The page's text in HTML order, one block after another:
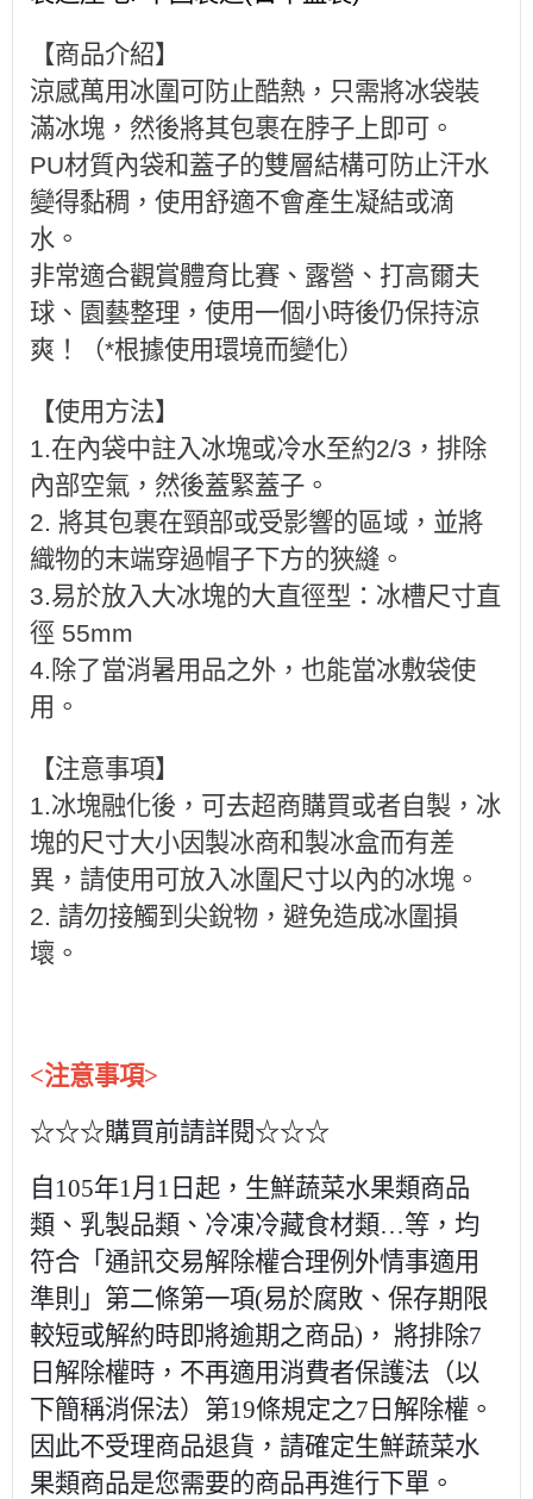
【商品介紹】
涼感萬用冰圍可防止酷熱，只需將冰袋裝
滿冰塊，然後將其包裹在脖子上即可。
PU材質內袋和蓋子的雙層結構可防止汗水
變得黏稠，使用舒適不會產生凝結或滴
水。
非常適合觀賞體育比賽、露營、打高爾夫
球、園藝整理，使用一個小時後仍保持涼
爽！（*根據使用環境而變化）
【使用方法】
1.在內袋中註入冰塊或冷水至約2/3，排除
內部空氣，然後蓋緊蓋子。
2. 將其包裹在頸部或受影響的區域，並將
織物的末端穿過帽子下方的狹縫。
3.易於放入大冰塊的大直徑型：冰槽尺寸直
徑 55mm
4.除了當消暑用品之外，也能當冰敷袋使
用。
【注意事項】
1.冰塊融化後，可去超商購買或者自製，冰
塊的尺寸大小因製冰商和製冰盒而有差
異，請使用可放入冰圍尺寸以內的冰塊。
2. 請勿接觸到尖銳物，避免造成冰圍損
壞。
<注意事項>
☆☆☆購買前請詳閱☆☆☆
自105年1月1日起，生鮮蔬菜水果類商品
類、乳製品類、冷凍冷藏食材類…等，均
符合「通訊交易解除權合理例外情事適用
準則」第二條第一項(易於腐敗、保存期限
較短或解約時即將逾期之商品)， 將排除7
日解除權時，不再適用消費者保護法（以
下簡稱消保法）第19條規定之7日解除權。
因此不受理商品退貨，請確定生鮮蔬菜水
果類商品是您需要的商品再進行下單。